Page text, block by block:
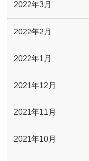
2022年3月
2022年2月
2022年1月
2021年12月
2021年11月
2021年10月